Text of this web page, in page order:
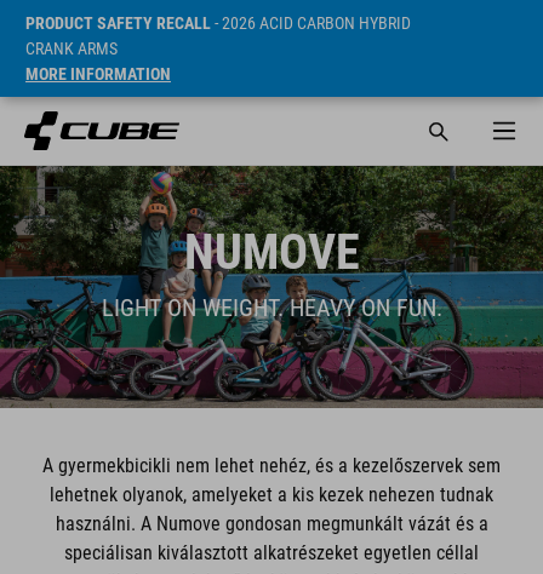
PRODUCT SAFETY RECALL- 2026 ACID CARBON HYBRID
CRANK ARMS
MORE INFORMATION
NUMOVE
LIGHT ON WEIGHT. HEAVY ON FUN.
A gyermekbicikli nem lehet nehéz, és a kezelőszervek sem
lehetnek olyanok, amelyeket a kis kezek nehezen tudnak
használni. A Numove gondosan megmunkált vázát és a
speciálisan kiválasztott alkatrészeket egyetlen céllal